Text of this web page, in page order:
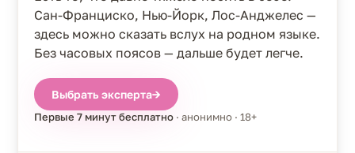
Сан-Франциско, Нью-Йорк, Лос-Анджелес —
здесь можно сказать вслух на родном языке.
Без часовых поясов — дальше будет легче.
Выбрать эксперта→
Первые 7 минут бесплатно · анонимно · 18+